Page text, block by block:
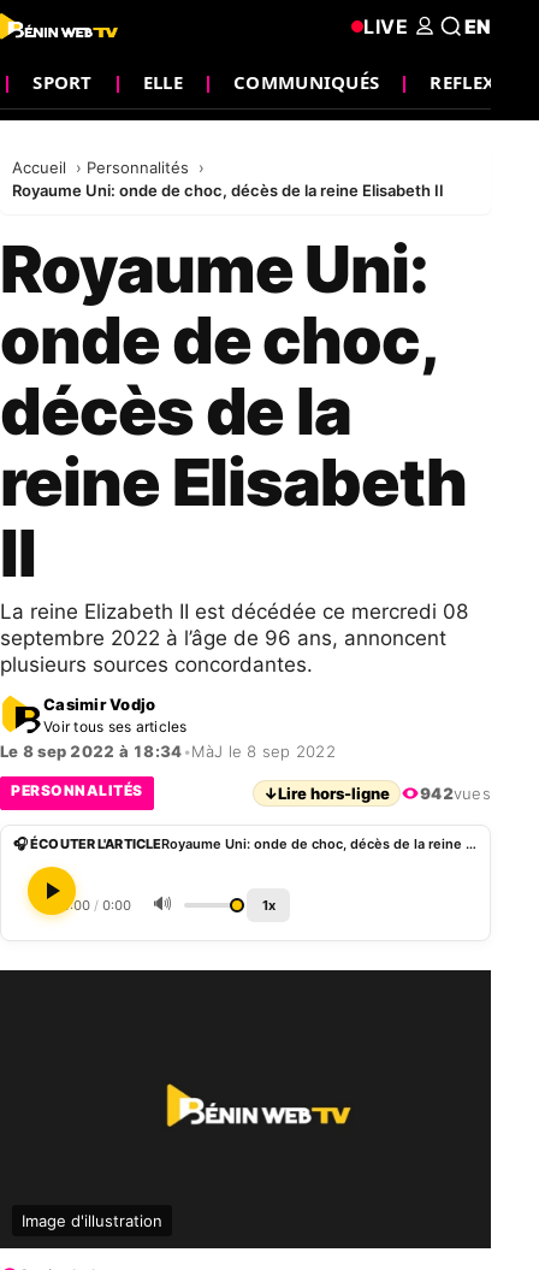
SPORT ELLE COMMUNIQUÉS REFLEXION
LIVE EN
Accueil
Personnalités
Royaume Uni: onde de choc, décès de la reine Elisabeth II
Royaume Uni:
onde de choc,
décès de la
reine Elisabeth
II
La reine Elizabeth II est décédée ce mercredi 08
septembre 2022 à l’âge de 96 ans, annoncent
plusieurs sources concordantes.
Casimir Vodjo
Voir tous ses articles
Le 8 sep 2022 à 18:34•MàJ le 8 sep 2022
PERSONNALITÉS ↓Lire hors-ligne 942vues
🎧 ÉCOUTER L'ARTICLE Royaume Uni: onde de choc, décès de la reine Elisabeth II
0:00 / 0:00 🔊 1x
Image d'illustration